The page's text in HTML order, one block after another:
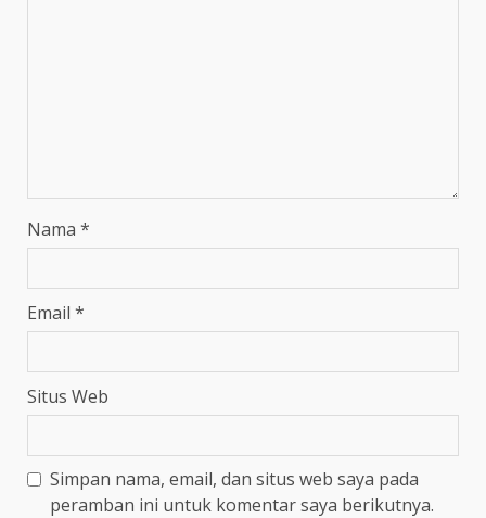
Nama *
Email *
Situs Web
Simpan nama, email, dan situs web saya pada
peramban ini untuk komentar saya berikutnya.